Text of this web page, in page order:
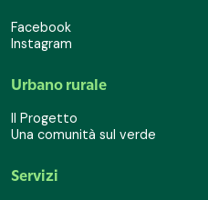
Facebook
Instagram
Urbano rurale
Il Progetto
Una comunità sul verde
Servizi